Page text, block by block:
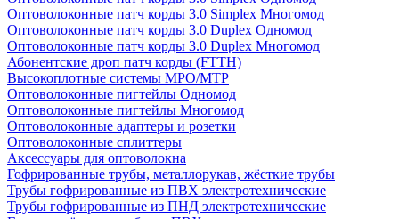
Оптоволоконные патч корды 3.0 Simplex Многомод
Оптоволоконные патч корды 3.0 Duplex Одномод
Оптоволоконные патч корды 3.0 Duplex Многомод
Абонентские дроп патч корды (FTTH)
Высокоплотные системы MPO/MTP
Оптоволоконные пигтейлы Одномод
Оптоволоконные пигтейлы Многомод
Оптоволоконные адаптеры и розетки
Оптоволоконные сплиттеры
Аксессуары для оптоволокна
Гофрированные трубы, металлорукав, жёсткие трубы
Трубы гофрированные из ПВХ электротехнические
Трубы гофрированные из ПНД электротехнические